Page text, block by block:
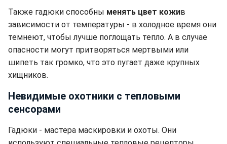
Также гадюки способны менять цвет кожив
зависимости от температуры - в холодное время они
темнеют, чтобы лучше поглощать тепло. А в случае
опасности могут притворяться мертвыми или
шипеть так громко, что это пугает даже крупных
хищников.
Невидимые охотники с тепловыми
сенсорами
Гадюки - мастера маскировки и охоты. Они